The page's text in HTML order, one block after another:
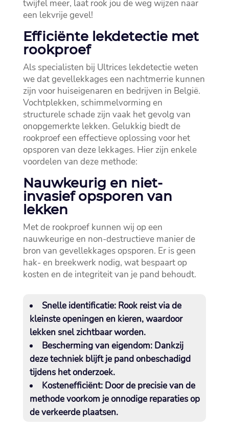
twijfel meer, laat rook jou de weg wijzen naar
een lekvrije gevel!
Efficiënte lekdetectie met
rookproef
Als specialisten bij Ultrices lekdetectie weten
we dat gevellekkages een nachtmerrie kunnen
zijn voor huiseigenaren en bedrijven in België.​
Vochtplekken, schimmelvorming en
structurele schade zijn vaak het gevolg van
onopgemerkte lekken.​ Gelukkig biedt de
rookproef een effectieve oplossing voor het
opsporen van deze lekkages.​ Hier zijn enkele
voordelen van deze methode:
Nauwkeurig en niet-
invasief opsporen van
lekken
Met de rookproef kunnen wij op een
nauwkeurige en non-destructieve manier de
bron van gevellekkages opsporen.​ Er is geen
hak- en breekwerk nodig, wat bespaart op
kosten en de integriteit van je pand behoudt.​
Snelle identificatie:Rook reist via de
kleinste openingen en kieren, waardoor
lekken snel zichtbaar worden.​
Bescherming van eigendom:Dankzij
deze techniek blijft je pand onbeschadigd
tijdens het onderzoek.​
Kostenefficiënt:Door de precisie van de
methode voorkom je onnodige reparaties op
de verkeerde plaatsen.​